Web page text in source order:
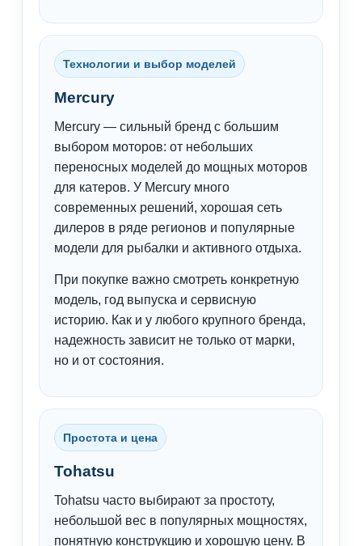
Технологии и выбор моделей
Mercury
Mercury — сильный бренд с большим
выбором моторов: от небольших
переносных моделей до мощных моторов
для катеров. У Mercury много
современных решений, хорошая сеть
дилеров в ряде регионов и популярные
модели для рыбалки и активного отдыха.
При покупке важно смотреть конкретную
модель, год выпуска и сервисную
историю. Как и у любого крупного бренда,
надежность зависит не только от марки,
но и от состояния.
Простота и цена
Tohatsu
Tohatsu часто выбирают за простоту,
небольшой вес в популярных мощностях,
понятную конструкцию и хорошую цену. В